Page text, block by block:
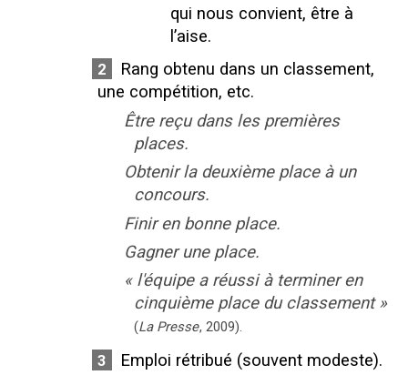
qui nous convient, être à
l’aise.
2
Rang obtenu dans un classement,
une compétition, etc.
Être reçu dans les premières
places.
Obtenir la deuxième place à un
concours.
Finir en bonne place.
Gagner une place.
« l'équipe a réussi à terminer en
cinquième place du classement »
(La Presse, 2009).
3 Emploi rétribué (souvent modeste).